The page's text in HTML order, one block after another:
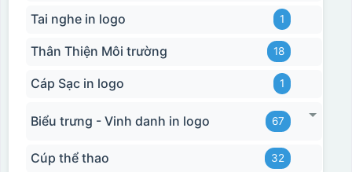
Tai nghe in logo 1
Thân Thiện Môi trường 18
Cáp Sạc in logo 1
Biểu trưng - Vinh danh in logo 67
Cúp thể thao 32